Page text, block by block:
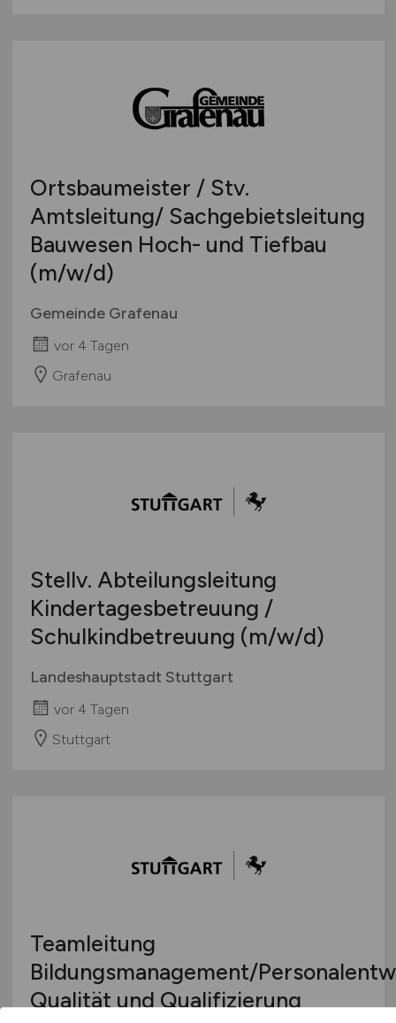
Ortsbaumeister / Stv.
Amtsleitung/ Sachgebietsleitung
Bauwesen Hoch- und Tiefbau
(m/w/d)
Gemeinde Grafenau
vor 4 Tagen
Grafenau
Stellv. Abteilungsleitung
Kindertagesbetreuung /
Schulkindbetreuung (m/w/d)
Landeshauptstadt Stuttgart
vor 4 Tagen
Stuttgart
Teamleitung
Bildungsmanagement/
Qualität und Qualifizierung